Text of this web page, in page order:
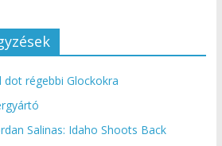
dot régebbi Glockokra
Salinas: Idaho Shoots Back